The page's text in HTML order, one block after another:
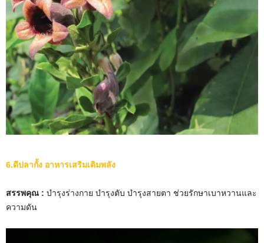
6.ดีปลากั้ง อาหารเสริมเติมพลัง
สรรพคุณ : บำรุงร่างกาย บำรุงตับ บำรุงสายตา ช่วยรักษาเบาหวานและ
ความดัน